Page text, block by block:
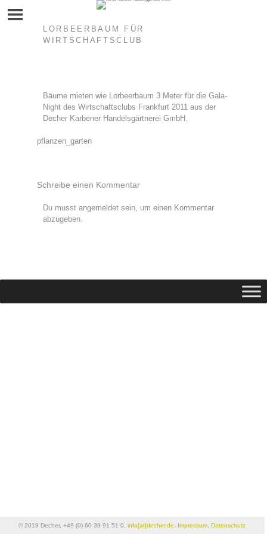
LORBEERBAUM FÜR
WIRTSCHAFTSCLUB
Bäume mieten wie Lorbeerbaum 3 Meter für die Gala-
Night des Wirtschaftsclubs Frankfurt 2011 aus der
Decher Karbener Handelsgärtnerei GmbH.
Beitragsnavigation
pflanzen_garten
Schreibe einen Kommentar
Du musst angemeldet sein, um einen Kommentar
abzugeben.
© 2019 Decher, +49 (0) 60 39 91 51 0,info[at]decher.de Impressum ,Datenschutz